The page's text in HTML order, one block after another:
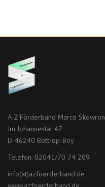
A-Z Förderband Marco Skowron
Im Johannestal 47
D-46240 Bottrop-Boy
Telefon: 02041/70 74 209
info(at)azfoerderband.de